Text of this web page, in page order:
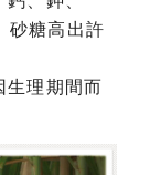
砂糖高出許
生理期間而